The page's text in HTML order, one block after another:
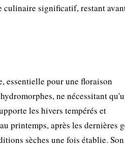
culinaire significatif, restant
essentielle pour une floraison
ne nécessitant
les hivers tempérés et
printemps, après les dernières
sèches une fois établie. Son